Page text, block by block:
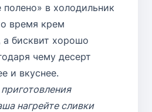
в холодильник
время крем
а бисквит хорошо
чему десерт
и вкуснее.
нагрейте сливки